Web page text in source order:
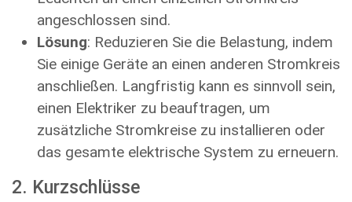
angeschlossen sind.
Lösung: Reduzieren Sie die Belastung, indem
Sie einige Geräte an einen anderen Stromkreis
anschließen. Langfristig kann es sinnvoll sein,
einen Elektriker zu beauftragen, um
zusätzliche Stromkreise zu installieren oder
das gesamte elektrische System zu erneuern.
2. Kurzschlüsse